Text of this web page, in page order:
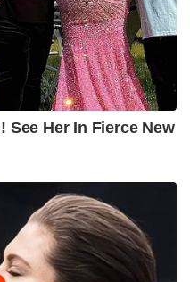
See Her In Fierce New